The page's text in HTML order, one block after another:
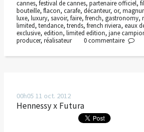
cannes, festival de cannes, partenaire officiel,
bouteille, flacon, carafe, décanteur, or,
luxe, luxury, savoir, faire, french, gastronomy,
limited, tendance, trends, french riviera, eaux
exclusive, edition, limited edition, jane
producer, réalisateur 0commentaire
00h05 11 oct. 2012
Hennessy x Futura